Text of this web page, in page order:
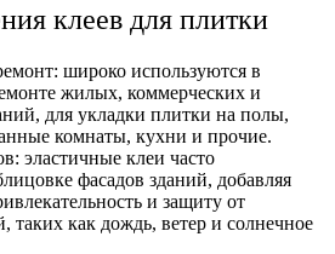
клеев для плитки
широко используются в
жилых, коммерческих и
для укладки плитки на полы,
комнаты, кухни и прочие.
эластичные клеи часто
фасадов зданий, добавляя
и защиту от
таких как дождь, ветер и солнечное